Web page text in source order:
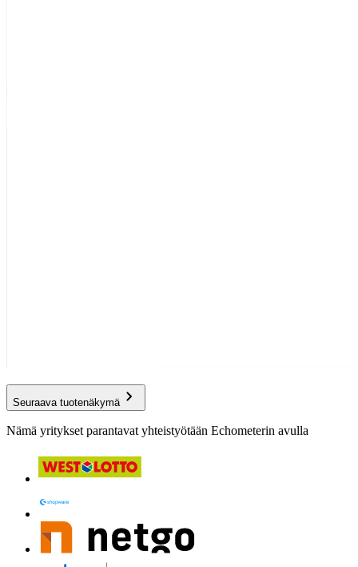
Seuraava tuotenäkymä
Nämä yritykset parantavat yhteistyötään Echometerin avulla